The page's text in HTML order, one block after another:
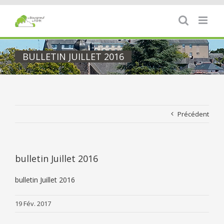
Passer
contenu
BULLETIN JUILLET 2016
Précédent
bulletin Juillet 2016
bulletin Juillet 2016
19 Fév. 2017